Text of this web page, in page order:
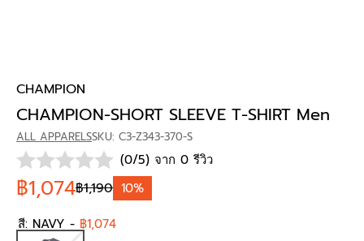
CHAMPION
CHAMPION-SHORT SLEEVE T-SHIRT Men
ALL APPARELSSKU: C3-Z343-370-S
(0/5) จาก 0 รีวิว
฿1,074฿1,190 10%
สี: NAVY - ฿1,074